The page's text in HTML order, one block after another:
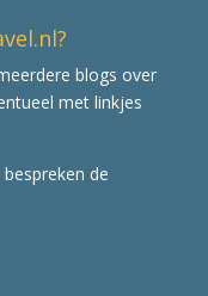
blogs over
met linkjes
de